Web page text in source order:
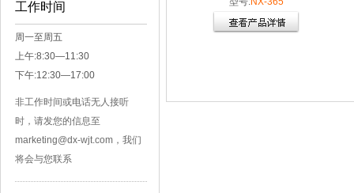
工作时间
周一至周五
上午:8:30—11:30
下午:12:30—17:00
非工作时间或电话无人接听
时，请发您的信息至
marketing@dx-wjt.com，我们
将会与您联系